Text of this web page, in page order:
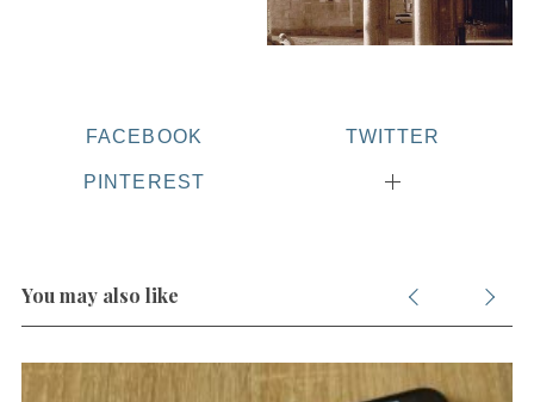
FACEBOOK TWITTER
PINTEREST
You may also like